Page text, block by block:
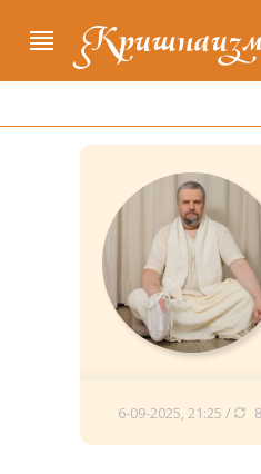
6-09-2025, 21:25 /